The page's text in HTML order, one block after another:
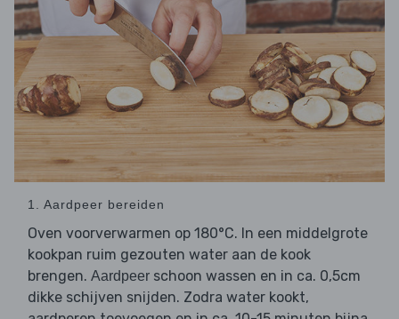
1. Aardpeer bereiden
Oven voorverwarmen op 180°C. In een middelgrote
kookpan ruim gezouten water aan de kook
brengen. Aardpeer schoon wassen en in ca. 0,5cm
dikke schijven snijden. Zodra water kookt,